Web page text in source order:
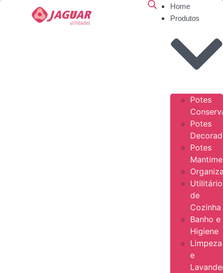
Home
Produtos
Potes
Potes
Potes
de
Cozinha
Banho e
Higiene
Limpeza
e